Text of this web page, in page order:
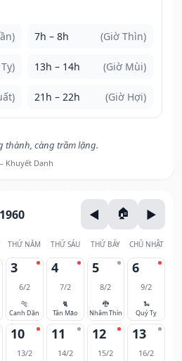
7h – 8h (Giờ Thìn)
13h – 14h (Giờ Mùi)
21h – 22h (Giờ Hợi)
thành, càng trầm lặng.
Khuyết Danh
THỨ NĂM THỨ SÁU THỨ BẢY CHỦ NHẬT
3
6/2
🐅
Canh Dần
4
7/2
🐈
Tân Mão
5
8/2
🐉
Nhâm Thìn
6
9/2
🐍
Quý Tỵ
10
13/2
11
14/2
12
15/2
13
16/2